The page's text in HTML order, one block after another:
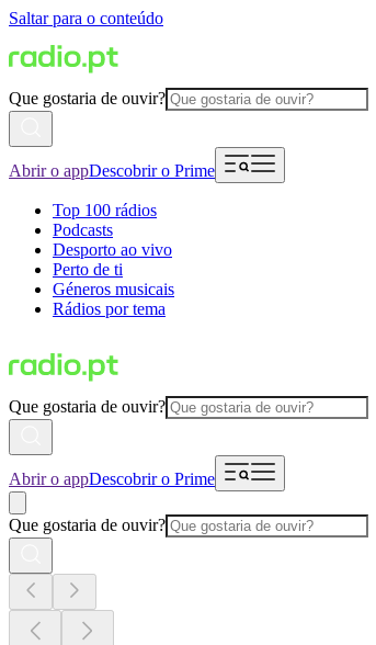
Saltar para o conteúdo
Que gostaria de ouvir?
Abrir o appDescobrir o Prime
Top 100 rádios
Podcasts
Desporto ao vivo
Perto de ti
Géneros musicais
Rádios por tema
Que gostaria de ouvir?
Abrir o appDescobrir o Prime
Que gostaria de ouvir?